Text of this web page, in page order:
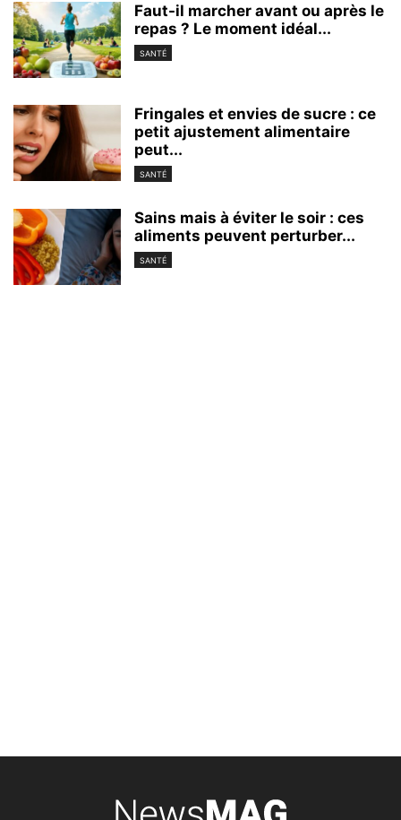
Faut-il marcher avant ou après le
repas ? Le moment idéal...
SANTÉ
Fringales et envies de sucre : ce
petit ajustement alimentaire
peut...
SANTÉ
Sains mais à éviter le soir : ces
aliments peuvent perturber...
SANTÉ